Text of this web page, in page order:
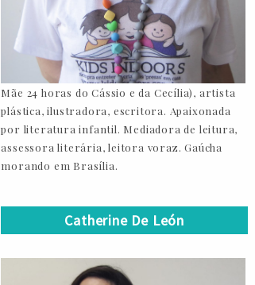
Mãe 24 horas do Cássio e da Cecília), artista
plástica, ilustradora, escritora. Apaixonada
por literatura infantil. Mediadora de leitura,
assessora literária, leitora voraz. Gaúcha
morando em Brasília.
Catherine De León